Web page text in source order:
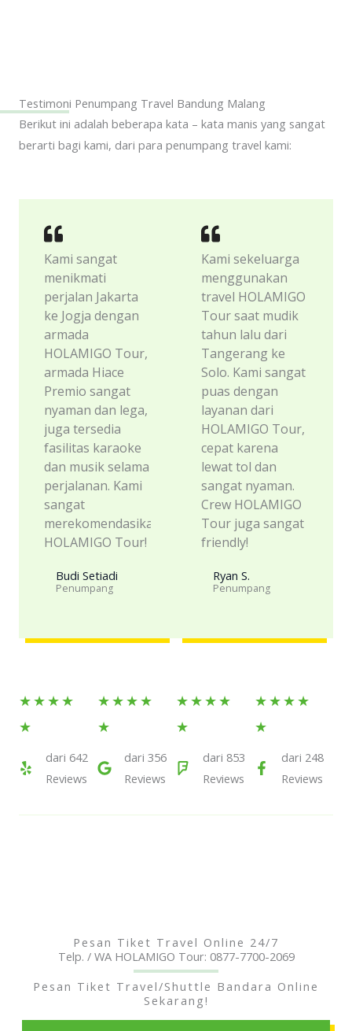
Testimoni Penumpang Travel Bandung Malang
Berikut ini adalah beberapa kata – kata manis yang sangat
berarti bagi kami, dari para penumpang travel kami:
Kami sangat
menikmati
perjalan Jakarta
ke Jogja dengan
armada
HOLAMIGO Tour,
armada Hiace
Premio sangat
nyaman dan lega,
juga tersedia
fasilitas karaoke
dan musik selama
perjalanan. Kami
sangat
merekomendasikan
HOLAMIGO Tour!
Budi Setiadi
Penumpang
Kami sekeluarga
menggunakan
travel HOLAMIGO
Tour saat mudik
tahun lalu dari
Tangerang ke
Solo. Kami sangat
puas dengan
layanan dari
HOLAMIGO Tour,
cepat karena
lewat tol dan
sangat nyaman.
Crew HOLAMIGO
Tour juga sangat
friendly!
Ryan S.
Penumpang​
★ ★ ★ ★
★
Rated
outdari 642
Reviews
★ ★ ★ ★
★
Rated
out
of
dari 356
Reviews
★ ★ ★ ★
★
Rated
outdari 853
Reviews
★ ★ ★ ★
★
Rated
outdari 248
Reviews
Pesan Tiket Travel Online 24/7
Telp. / WA HOLAMIGO Tour: 0877-7700-2069
Pesan Tiket Travel/Shuttle Bandara Online
Sekarang!